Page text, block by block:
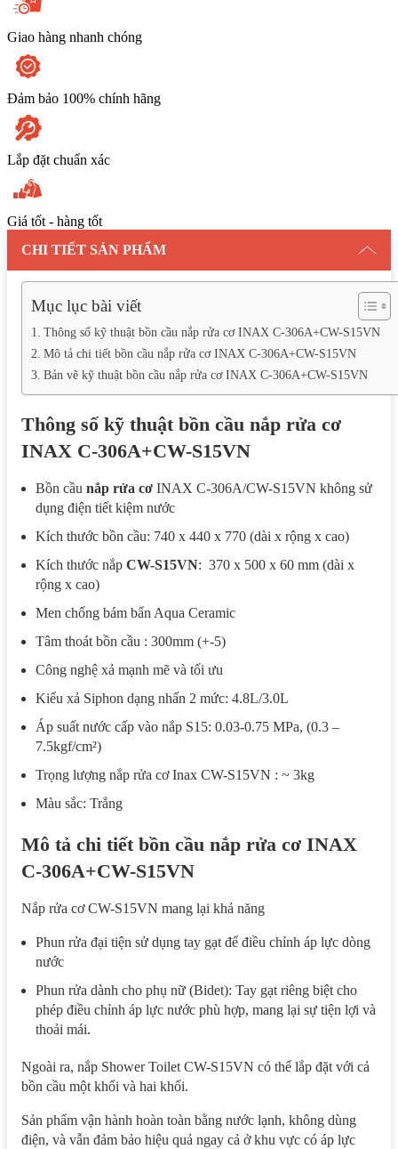
lượng
Giao hàng nhanh chóng
Đảm bảo 100% chính hãng
Lắp đặt chuẩn xác
Giá tốt - hàng tốt
CHI TIẾT SẢN PHẨM
Mục lục bài viết
Thông số kỹ thuật bồn cầu nắp rửa cơ INAX C-306A+CW-S15VN
Mô tả chi tiết bồn cầu nắp rửa cơ INAX C-306A+CW-S15VN
Bản vẽ kỹ thuật bồn cầu nắp rửa cơ INAX C-306A+CW-S15VN
Thông số kỹ thuật bồn cầu nắp rửa cơ
INAX C-306A+CW-S15VN
Bồn cầu nắp rửa cơ INAX C-306A/CW-S15VN không sử
dụng điện tiết kiệm nước
Kích thước bồn cầu: 740 x 440 x 770 (dài x rộng x cao)
Kích thước nắp CW-S15VN: 370 x 500 x 60 mm (dài x
rộng x cao)
Men chống bám bẩn Aqua Ceramic
Tâm thoát bồn cầu : 300mm (+-5)
Công nghệ xả mạnh mẽ và tối ưu
Kiểu xả Siphon dạng nhấn 2 mức: 4.8L/3.0L
Áp suất nước cấp vào nắp S15: 0.03-0.75 MPa, (0.3 –
7.5kgf/cm²)
Trọng lượng nắp rửa cơ Inax CW-S15VN : ~ 3kg
Màu sắc: Trắng
Mô tả chi tiết bồn cầu nắp rửa cơ INAX
C-306A+CW-S15VN
Nắp rửa cơ CW-S15VN mang lại khả năng
Phun rửa đại tiện sử dụng tay gạt để điều chỉnh áp lực dòng
nước
Phun rửa dành cho phụ nữ (Bidet): Tay gạt riêng biệt cho
phép điều chỉnh áp lực nước phù hợp, mang lại sự tiện lợi và
thoải mái.
Ngoài ra, nắp Shower Toilet CW-S15VN có thể lắp đặt với cả
bồn cầu một khối và hai khối.
Sản phẩm vận hành hoàn toàn bằng nước lạnh, không dùng
điện, và vẫn đảm bảo hiệu quả ngay cả ở khu vực có áp lực